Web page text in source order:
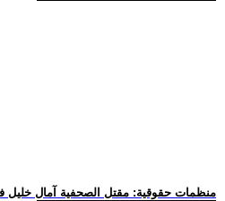
.. منظمات حقوقية: مقتل الصحفية آمال خليل